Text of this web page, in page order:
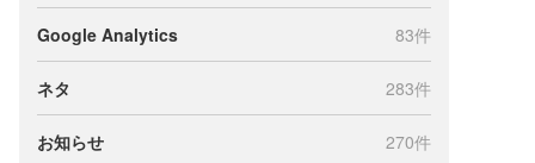
Google Analytics 83件
ネタ 283件
お知らせ 270件